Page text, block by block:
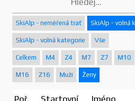
SkiAlp - neměřená trať SkiAlp - volná
SkiAlp - volná kategorie Vše
Celkem M4 Z4 M7 Z7 M10
M16 Z16 Muži Ženy
Poř.
Startovní
Jméno